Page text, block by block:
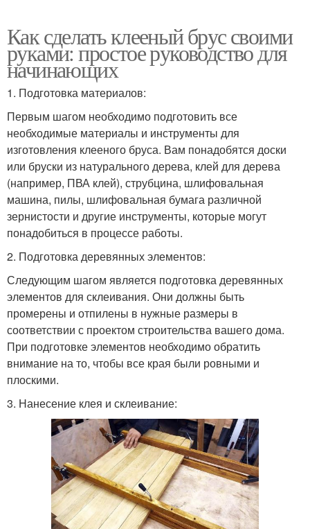
Как сделать клееный брус своими
руками: простое руководство для
начинающих
1. Подготовка материалов:
Первым шагом необходимо подготовить все
необходимые материалы и инструменты для
изготовления клееного бруса. Вам понадобятся доски
или бруски из натурального дерева, клей для дерева
(например, ПВА клей), струбцина, шлифовальная
машина, пилы, шлифовальная бумага различной
зернистости и другие инструменты, которые могут
понадобиться в процессе работы.
2. Подготовка деревянных элементов:
Следующим шагом является подготовка деревянных
элементов для склеивания. Они должны быть
промерены и отпилены в нужные размеры в
соответствии с проектом строительства вашего дома.
При подготовке элементов необходимо обратить
внимание на то, чтобы все края были ровными и
плоскими.
3. Нанесение клея и склеивание: